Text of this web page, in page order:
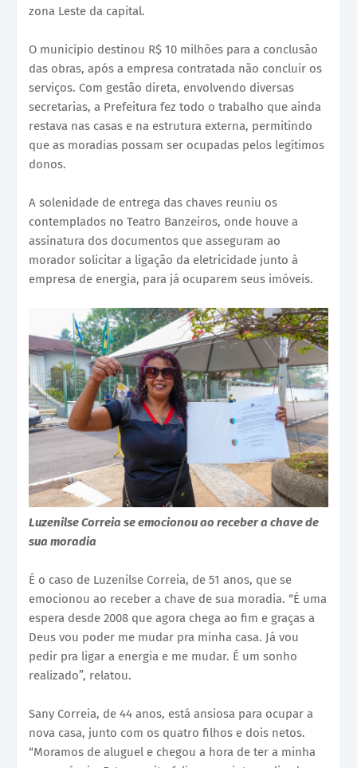
zona Leste da capital.
O município destinou R$ 10 milhões para a conclusão
das obras, após a empresa contratada não concluir os
serviços. Com gestão direta, envolvendo diversas
secretarias, a Prefeitura fez todo o trabalho que ainda
restava nas casas e na estrutura externa, permitindo
que as moradias possam ser ocupadas pelos legítimos
donos.
A solenidade de entrega das chaves reuniu os
contemplados no Teatro Banzeiros, onde houve a
assinatura dos documentos que asseguram ao
morador solicitar a ligação da eletricidade junto à
empresa de energia, para já ocuparem seus imóveis.
Luzenilse Correia se emocionou ao receber a chave de
sua moradia
É o caso de Luzenilse Correia, de 51 anos, que se
emocionou ao receber a chave de sua moradia. “É uma
espera desde 2008 que agora chega ao fim e graças a
Deus vou poder me mudar pra minha casa. Já vou
pedir pra ligar a energia e me mudar. É um sonho
realizado”, relatou.
Sany Correia, de 44 anos, está ansiosa para ocupar a
nova casa, junto com os quatro filhos e dois netos.
“Moramos de aluguel e chegou a hora de ter a minha